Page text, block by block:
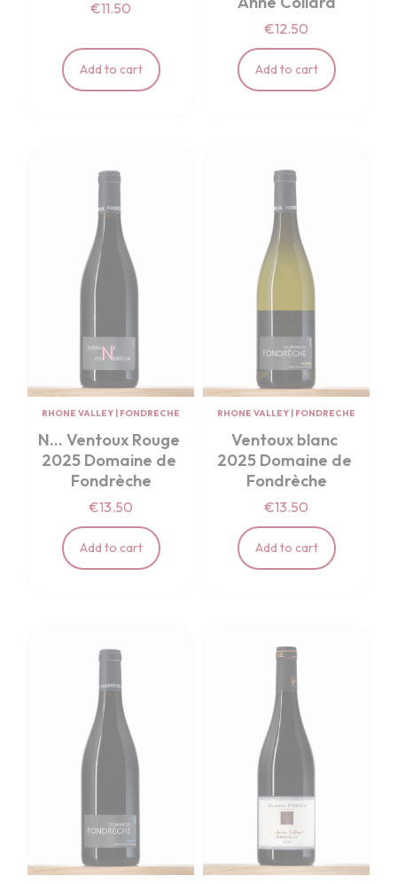
€11.50
Add to cart
€12.50
Add to cart
RHONE VALLEY | FONDRECHE
N... Ventoux Rouge
2025 Domaine de
Fondrèche
€13.50
Add to cart
RHONE VALLEY | FONDRECHE
Ventoux blanc
2025 Domaine de
Fondrèche
€13.50
Add to cart